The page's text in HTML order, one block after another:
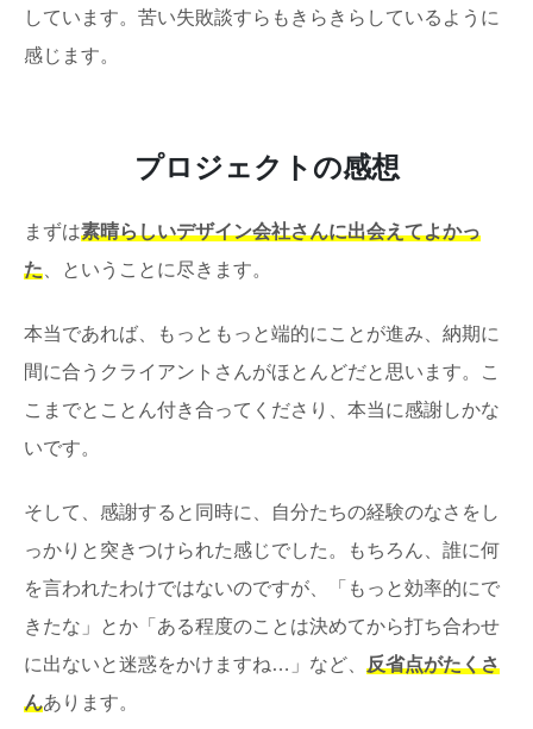
しています。苦い失敗談すらもきらきらしているように
感じます。
プロジェクトの感想
まずは素晴らしいデザイン会社さんに出会えてよかっ
た 、ということに尽きます。
本当であれば、もっともっと端的にことが進み、納期に
間に合うクライアントさんがほとんどだと思います。こ
こまでとことん付き合ってくださり、本当に感謝しかな
いです。
そして、感謝すると同時に、自分たちの経験のなさをし
っかりと突きつけられた感じでした。もちろん、誰に何
を言われたわけではないのですが、「もっと効率的にで
きたな」とか「ある程度のことは決めてから打ち合わせ
に出ないと迷惑をかけますね…」など、 反省点がたくさ
んあります。